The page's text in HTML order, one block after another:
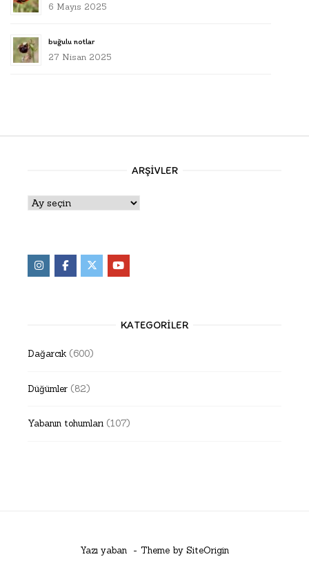
6 Mayıs 2025
buğulu notlar
27 Nisan 2025
ARŞIVLER
Arşivler
KATEGORILER
Dağarcık (600)
Düğümler (82)
Yabanın tohumları (107)
Yazı yaban Theme by SiteOrigin